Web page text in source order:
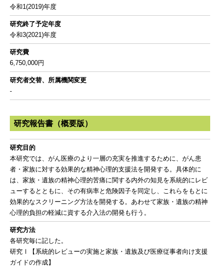
令和1(2019)年度
研究終了予定年度
令和3(2021)年度
研究費
6,750,000円
研究者交替、所属機関変更
-
研究報告書（概要版）
研究目的
本研究では、がん医療のより一層の充実を推進するために、がん患
者・家族に対する効果的な精神心理的支援法を開発する。具体的に
は、家族・遺族の精神心理的苦痛に関する内外の知見を系統的にレビ
ューするとともに、その有病率と危険因子を同定し、これらをもとに
効果的なスクリーニング方法を開発する。あわせて家族・遺族の精神
心理的負担の軽減に資する介入法の開発も行う。
研究方法
各研究毎に記した。
研究Ⅰ【系統的レビューの実施と家族・遺族及び医療従事者向け支援
ガイドの作成】